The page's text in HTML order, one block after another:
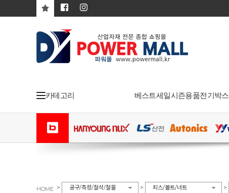
카테고리 베스트세일시즌용품전기박스
HOME > 공구/측정/절삭/철물 > 피스/볼트/너트 >